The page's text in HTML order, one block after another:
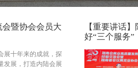
暨协会会员大
展十年来的成就，探
发展，打造内陆会展
【重要讲话
好“三个服务”